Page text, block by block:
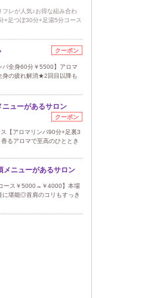
レが人気♪お得な組み合わ
足つぼ30分+足湯5分コース
クーポン
パ全身60分￥5500】アロマ
身の疲れ解消★2回目以降も
ューがあるサロン
クーポン
【アロマリンパ90分+足裏3
るアロマで至高のひととき
メニューがあるサロン
ース￥5000→￥4000】本場
に堪能◎首肩のコリもすっき